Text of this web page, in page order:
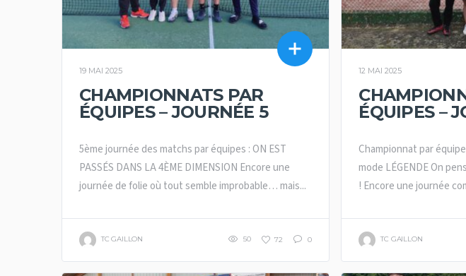
19 MAI 2025
CHAMPIONNATS PAR
ÉQUIPES – JOURNÉE 5
5ème journée des matchs par équipes : ON EST
PASSÉS DANS LA 4ÈME DIMENSION Encore une
journée de folie où tout semble improbable… mais...
TC GAILLON 50 72 0
12 MAI 2025
ÉQUIPES –
Championnat par
mode LÉGENDE On
! Encore une journée
TC GAILLON